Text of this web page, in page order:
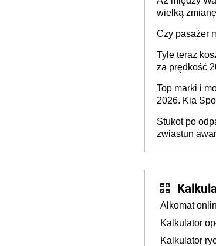
wielką
Czy pasażer
Tyle teraz
za prędkość
Top marki i
2026. Kia
Stukot po
zwiastun
Alkomat
Kalkulator
Kalkulator